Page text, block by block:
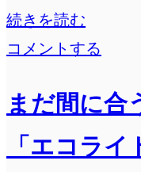
続きを読む
じ
て
の
刷
コメントする
まだ間に合
「エコライ